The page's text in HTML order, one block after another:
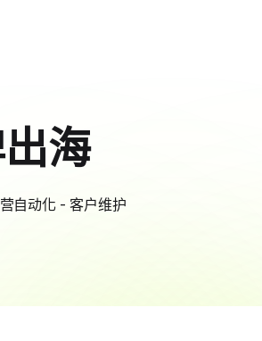
海
自动化 - 客户维护